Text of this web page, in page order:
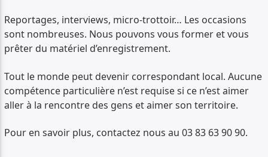
Reportages, interviews, micro-trottoir… Les occasions
sont nombreuses. Nous pouvons vous former et vous
prêter du matériel d’enregistrement.
Tout le monde peut devenir correspondant local. Aucune
compétence particulière n’est requise si ce n’est aimer
aller à la rencontre des gens et aimer son territoire.
Pour en savoir plus, contactez nous au 03 83 63 90 90.